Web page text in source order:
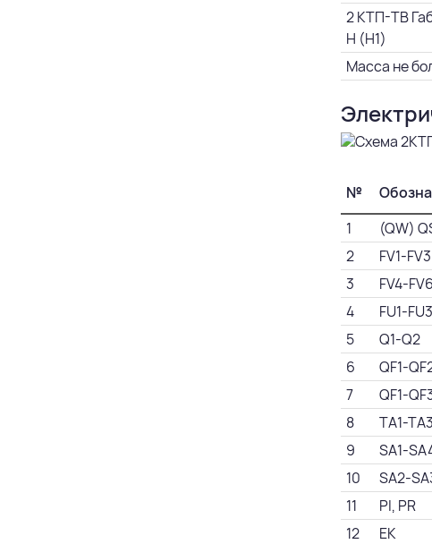
2 КТП-ТВ
H (Н1)
Масса не
№
1
(QW)
2
FV1-FV3
3
FV4-FV6
4
FU1-FU3
5
Q1-Q2
6
QF1-
7
QF1-
8
TA1-TA3
9
SA1-
10
SA2-
11
PI, PR
12
EK